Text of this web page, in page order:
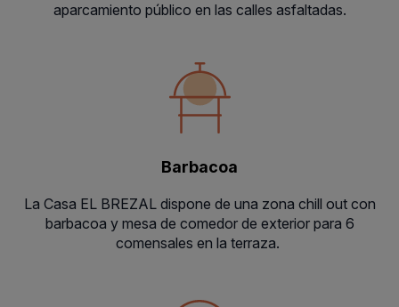
aparcamiento público en las calles asfaltadas.
Barbacoa
La Casa EL BREZAL dispone de una zona chill out con
barbacoa y mesa de comedor de exterior para 6
comensales en la terraza.